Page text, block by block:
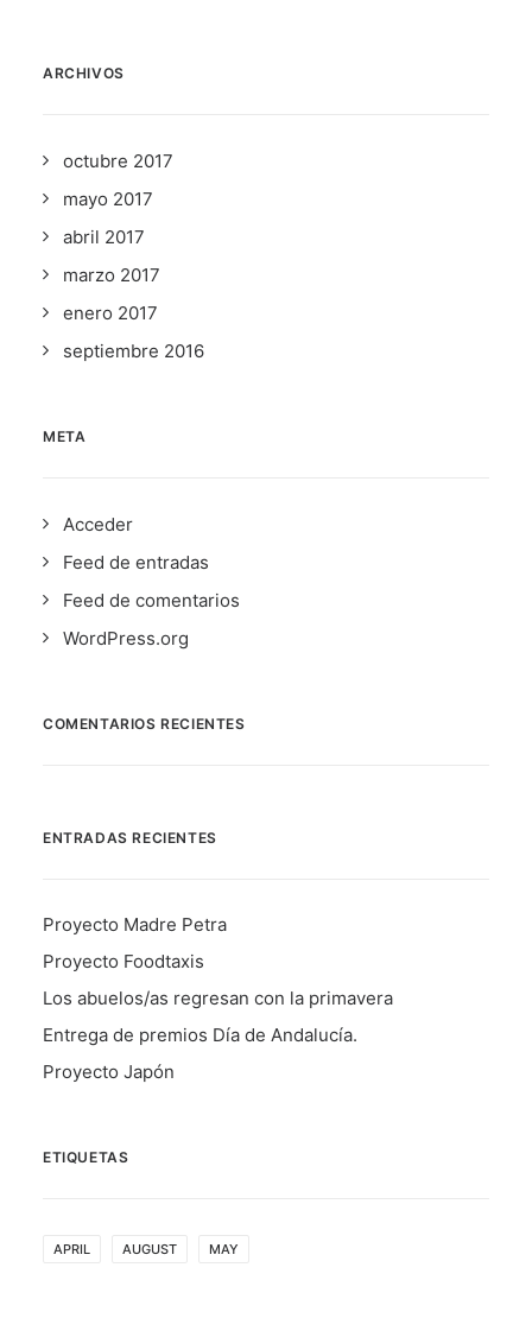
ARCHIVOS
octubre 2017
mayo 2017
abril 2017
marzo 2017
enero 2017
septiembre 2016
META
Acceder
Feed de entradas
Feed de comentarios
WordPress.org
COMENTARIOS RECIENTES
ENTRADAS RECIENTES
Proyecto Madre Petra
Proyecto Foodtaxis
Los abuelos/as regresan con la primavera
Entrega de premios Día de Andalucía.
Proyecto Japón
ETIQUETAS
APRIL AUGUST MAY